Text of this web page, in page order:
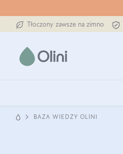
Tłoczony zawsze na zimno
BAZA WIEDZY OLINI